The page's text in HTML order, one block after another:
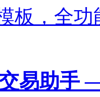
易助手